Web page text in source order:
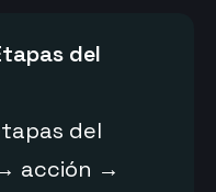
del
del
acción →